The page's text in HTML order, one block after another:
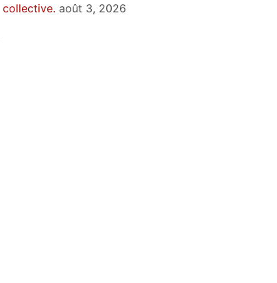
collective. août 3, 2026